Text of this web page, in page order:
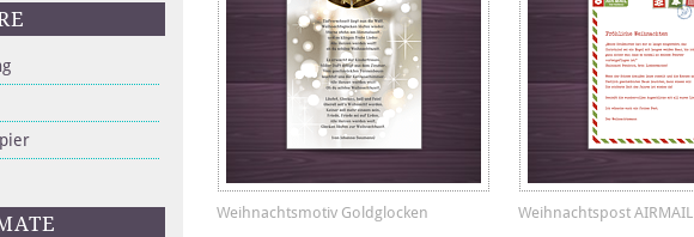
Weihnachtsmotiv Goldglocken Weihnachtspost AIRMAIL